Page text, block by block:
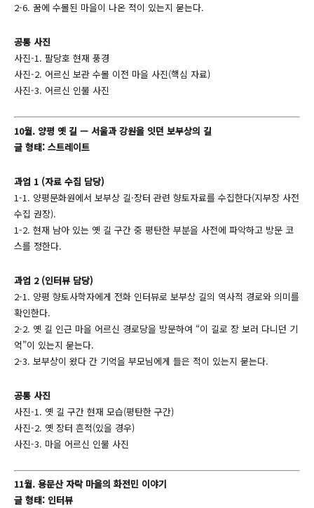
2-6. 꿈에 수몰된 마을이 나온 적이 있는지 묻는다.
공통 사진
사진-1. 팔당호 현재 풍경
사진-2. 어르신 보관 수몰 이전 마을 사진(핵심 자료)
사진-3. 어르신 인물 사진
10월. 양평 옛 길 — 서울과 강원을 잇던 보부상의 길
글 형태: 스트레이트
과업 1 (자료 수집 담당)
1-1. 양평문화원에서 보부상 길·장터 관련 향토자료를 수집한다(지부장 사전
수집 권장).
1-2. 현재 남아 있는 옛 길 구간 중 평탄한 부분을 사전에 파악하고 방문 코
스를 정한다.
과업 2 (인터뷰 담당)
2-1. 양평 향토사학자에게 전화 인터뷰로 보부상 길의 역사적 경로와 의미를
확인한다.
2-2. 옛 길 인근 마을 어르신 경로당을 방문하여 “이 길로 장 보러 다니던 기
억”이 있는지 묻는다.
2-3. 보부상이 왔다 간 기억을 부모님에게 들은 적이 있는지 묻는다.
공통 사진
사진-1. 옛 길 구간 현재 모습(평탄한 구간)
사진-2. 옛 장터 흔적(있을 경우)
사진-3. 마을 어르신 인물 사진
11월. 용문산 자락 마을의 화전민 이야기
글 형태: 인터뷰